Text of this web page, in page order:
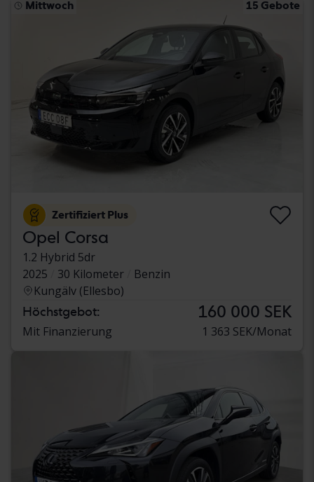
Mittwoch 15 Gebote
Zertifiziert Plus
Opel Corsa
1.2 Hybrid 5dr
2025
30 Kilometer
Benzin
Kungälv (Ellesbo)
Höchstgebot: 160 000 SEK
Mit Finanzierung 1 363 SEK/Monat